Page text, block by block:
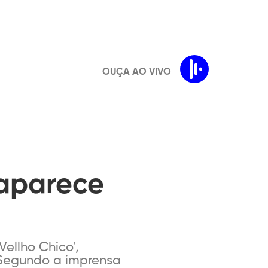
OUÇA AO VIVO
Chico',
a imprensa